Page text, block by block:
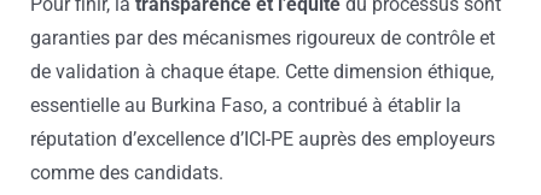
garanties par des mécanismes rigoureux de contrôle et
de validation à chaque étape. Cette dimension éthique,
essentielle au Burkina Faso, a contribué à établir la
réputation d’excellence d’ICI-PE auprès des employeurs
comme des candidats.